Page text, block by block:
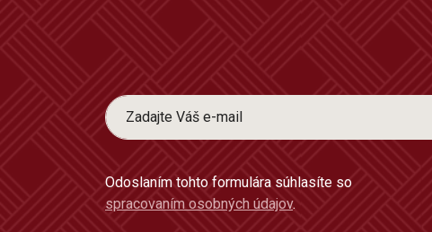
Odoslaním tohto formulára súhlasíte so
spracovaním osobných údajov.